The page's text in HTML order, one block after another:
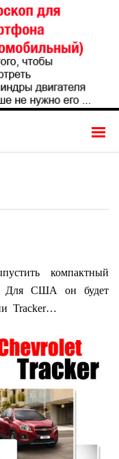
компактный
Для США он будет
Tracker…